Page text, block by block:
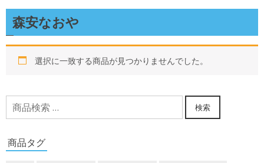
森安なおや
選択に一致する商品が見つかりませんでした。
検
索
象:
検索
商品タグ